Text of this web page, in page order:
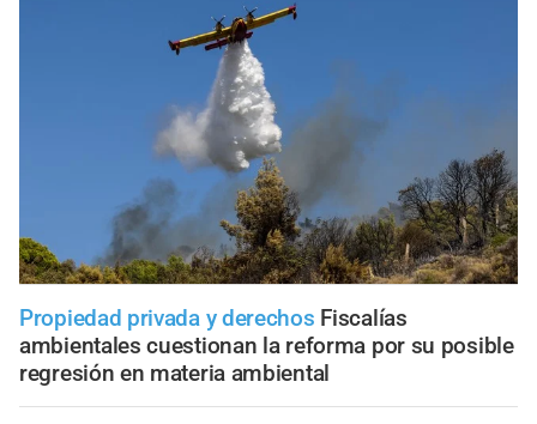
Propiedad privada y derechos Fiscalías
ambientales cuestionan la reforma por su posible
regresión en materia ambiental